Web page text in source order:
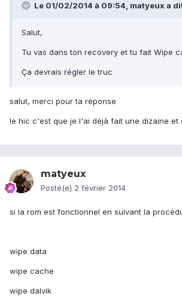
Le 01/02/2014 à 09:54, matyeux a
Salut,
Tu vas dans ton recovery et tu fait Wipe
Ça devrais régler le truc
salut, merci pour ta réponse
le hic c'est que je l'ai déjà fait une dizaine et
matyeux
Posté(e) 2 février 2014
si la rom est fonctionnel en suivant la
wipe data
wipe cache
wipe dalvik